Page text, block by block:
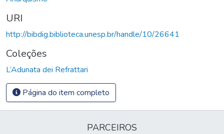
URI
http://bibdig.biblioteca.unesp.br/handle/10/26641
Coleções
L’Adunata dei Refrattari
Página do item completo
PARCEIROS